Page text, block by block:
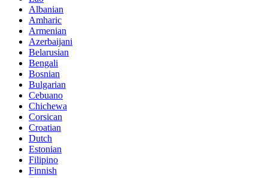
Albanian
Amharic
Armenian
Azerbaijani
Belarusian
Bengali
Bosnian
Bulgarian
Cebuano
Chichewa
Corsican
Croatian
Dutch
Estonian
Filipino
Finnish